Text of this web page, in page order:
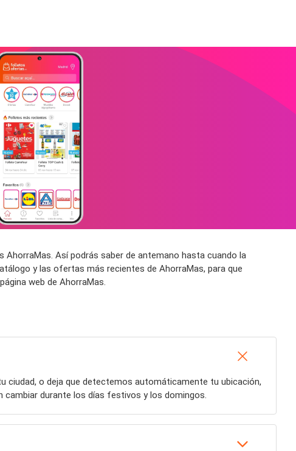
Así podrás saber de antemano hasta cuando la
y las ofertas más recientes de AhorraMas, para que
web de AhorraMas.
ciudad, o deja que detectemos automáticamente tu ubicación,
cambiar durante los días festivos y los domingos.